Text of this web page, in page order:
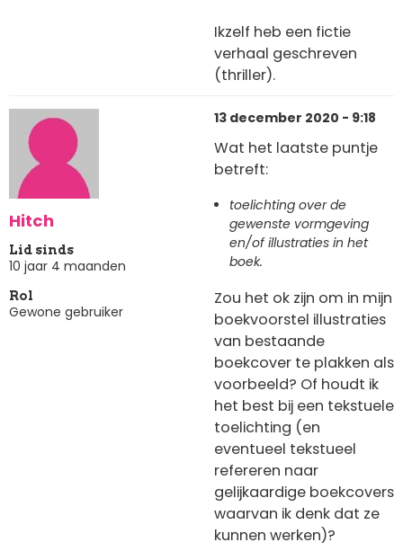
Ikzelf heb een fictie
verhaal geschreven
(thriller).
Hitch
Lid sinds
10 jaar 4 maanden
Rol
Gewone gebruiker
13 december 2020 - 9:18
Wat het laatste puntje
betreft:
toelichting over de
gewenste vormgeving
en/of illustraties in het
boek.
Zou het ok zijn om in mijn
boekvoorstel illustraties
van bestaande
boekcover te plakken als
voorbeeld? Of houdt ik
het best bij een tekstuele
toelichting (en
eventueel tekstueel
refereren naar
gelijkaardige boekcovers
waarvan ik denk dat ze
kunnen werken)?